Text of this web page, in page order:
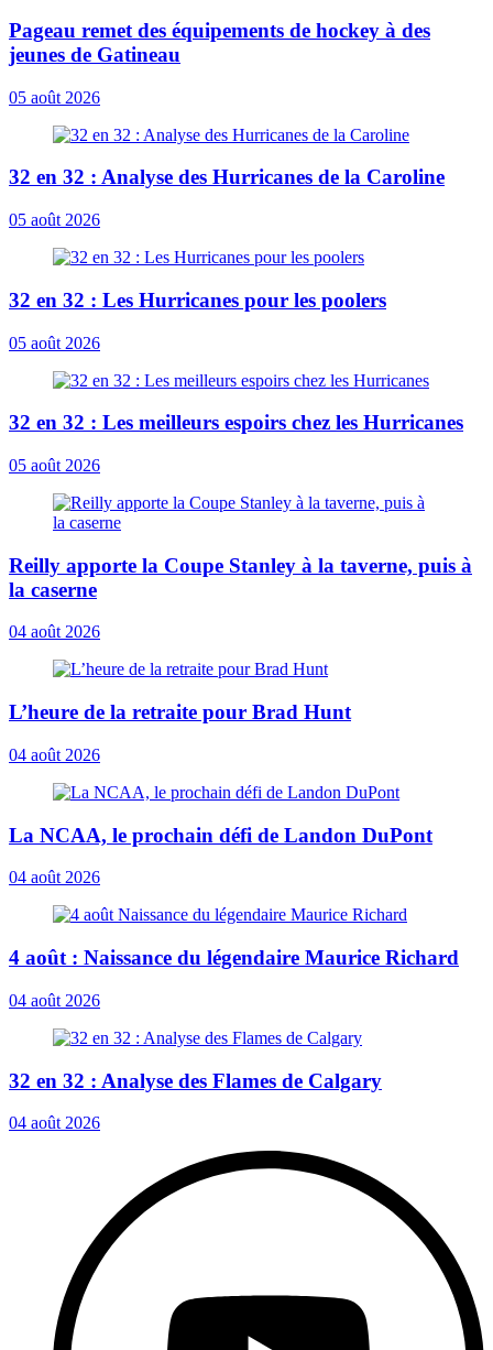
Pageau remet des équipements de hockey à des
jeunes de Gatineau
05 août 2026
32 en 32 : Analyse des Hurricanes de la Caroline
05 août 2026
32 en 32 : Les Hurricanes pour les poolers
05 août 2026
32 en 32 : Les meilleurs espoirs chez les Hurricanes
05 août 2026
Reilly apporte la Coupe Stanley à la taverne, puis à
la caserne
04 août 2026
L’heure de la retraite pour Brad Hunt
04 août 2026
La NCAA, le prochain défi de Landon DuPont
04 août 2026
4 août : Naissance du légendaire Maurice Richard
04 août 2026
32 en 32 : Analyse des Flames de Calgary
04 août 2026